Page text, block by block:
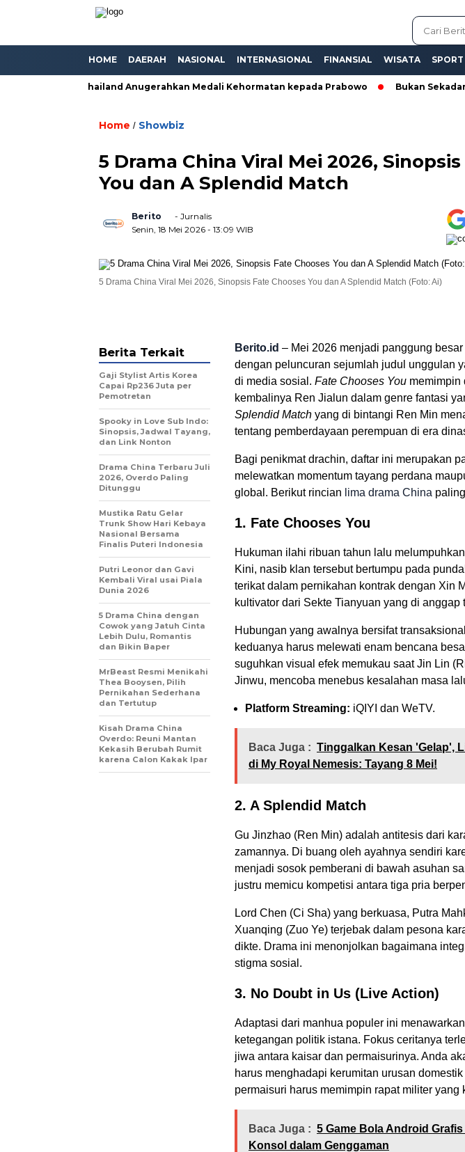
HOME DAERAH NASIONAL INTERNASIONAL FINANSIAL WISATA SPORT
Anda”, PM Thailand Anugerahkan Medali Kehormatan kepada Prabowo Bukan Sekadar
Home / Showbiz
5 Drama China Viral Mei 2026,
You dan A Splendid Match
Berito
- Jurnalis
Senin, 18 Mei 2026 - 13:09 WIB
5 Drama China Viral Mei 2026, Sinopsis Fate Chooses You dan A Splendid Match (Foto: Ai)
Berito.id – Mei 2026 menjadi panggung
dengan peluncuran sejumlah judul unggulan
di media sosial. Fate Chooses You memimpin
kembalinya Ren Jialun dalam genre fantasi
Splendid Match yang di bintangi Ren Min
tentang pemberdayaan perempuan di era
Bagi penikmat drachin, daftar ini merupakan
melewatkan momentum tayang perdana
global. Berikut rincian lima drama China
1. Fate Chooses You
Hukuman ilahi ribuan tahun lalu
Kini, nasib klan tersebut bertumpu pada
terikat dalam pernikahan kontrak dengan Xin
kultivator dari Sekte Tianyuan yang di anggap
Hubungan yang awalnya bersifat
keduanya harus melewati enam bencana
suguhkan visual efek memukau saat Jin Lin
Jinwu, mencoba menebus kesalahan masa
Platform Streaming: iQIYI dan WeTV.
Baca Juga : Tinggalkan Kesan 'Gelap',
di My Royal Nemesis: Tayang 8 Mei!
2. A Splendid Match
Gu Jinzhao (Ren Min) adalah antitesis dari
zamannya. Di buang oleh ayahnya sendiri
menjadi sosok pemberani di bawah asuhan
justru memicu kompetisi antara tiga pria
Lord Chen (Ci Sha) yang berkuasa, Putra
Xuanqing (Zuo Ye) terjebak dalam pesona
dikte. Drama ini menonjolkan bagaimana
stigma sosial.
3. No Doubt in Us (Live Action)
Adaptasi dari manhua populer ini
ketegangan politik istana. Fokus ceritanya
jiwa antara kaisar dan permaisurinya. Anda
harus menghadapi kerumitan urusan
permaisuri harus memimpin rapat militer yang
Baca Juga : 5 Game Bola Android
Konsol dalam Genggaman
Berita Terkait
Gaji Stylist Artis Korea
Capai Rp236 Juta per
Pemotretan
Spooky in Love Sub Indo:
Sinopsis, Jadwal Tayang,
dan Link Nonton
Drama China Terbaru Juli
2026, Overdo Paling
Ditunggu
Mustika Ratu Gelar
Trunk Show Hari Kebaya
Nasional Bersama
Finalis Puteri Indonesia
Putri Leonor dan Gavi
Kembali Viral usai Piala
Dunia 2026
5 Drama China dengan
Cowok yang Jatuh Cinta
Lebih Dulu, Romantis
dan Bikin Baper
MrBeast Resmi Menikahi
Thea Booysen, Pilih
Pernikahan Sederhana
dan Tertutup
Kisah Drama China
Overdo: Reuni Mantan
Kekasih Berubah Rumit
karena Calon Kakak Ipar